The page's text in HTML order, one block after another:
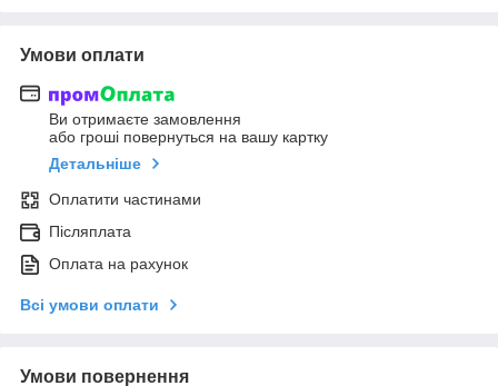
Умови оплати
Ви отримаєте замовлення
або гроші повернуться на вашу картку
Детальніше
Оплатити частинами
Післяплата
Оплата на рахунок
Всі умови оплати
Умови повернення